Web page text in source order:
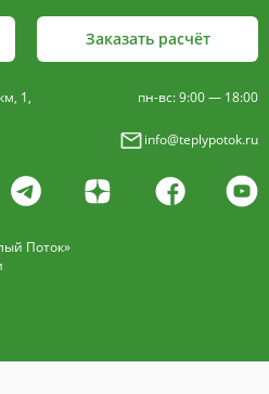
Заказать расчёт
1,
пн-вс: 9:00 — 18:00
info@teplypotok.ru
Поток»